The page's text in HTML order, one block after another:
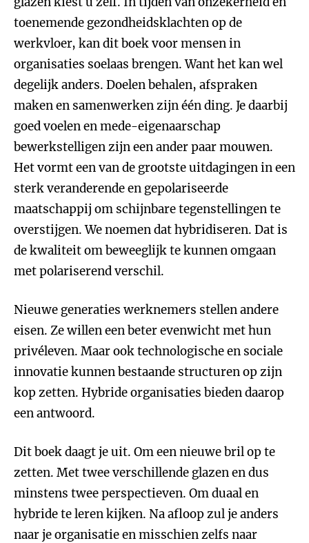
toenemende gezondheidsklachten op de
werkvloer, kan dit boek voor mensen in
organisaties soelaas brengen. Want het kan wel
degelijk anders. Doelen behalen, afspraken
maken en samenwerken zijn één ding. Je daarbij
goed voelen en mede-eigenaarschap
bewerkstelligen zijn een ander paar mouwen.
Het vormt een van de grootste uitdagingen in een
sterk veranderende en gepolariseerde
maatschappij om schijnbare tegenstellingen te
overstijgen. We noemen dat hybridiseren. Dat is
de kwaliteit om beweeglijk te kunnen omgaan
met polariserend verschil.
Nieuwe generaties werknemers stellen andere
eisen. Ze willen een beter evenwicht met hun
privéleven. Maar ook technologische en sociale
innovatie kunnen bestaande structuren op zijn
kop zetten. Hybride organisaties bieden daarop
een antwoord.
Dit boek daagt je uit. Om een nieuwe bril op te
zetten. Met twee verschillende glazen en dus
minstens twee perspectieven. Om duaal en
hybride te leren kijken. Na afloop zul je anders
naar je organisatie en misschien zelfs naar